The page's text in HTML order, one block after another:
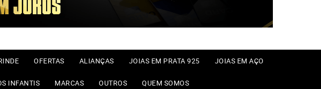
OFERTAS ALIANÇAS JOIAS EM PRATA 925 JOIAS EM AÇO
INFANTIS MARCAS OUTROS QUEM SOMOS